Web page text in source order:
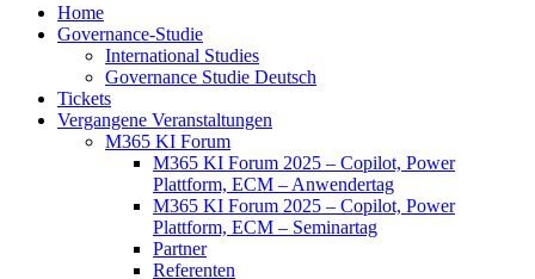
Home
Governance-Studie
International Studies
Governance Studie Deutsch
Tickets
Vergangene Veranstaltungen
M365 KI Forum
M365 KI Forum 2025 – Copilot, Power
Plattform, ECM – Anwendertag
M365 KI Forum 2025 – Copilot, Power
Plattform, ECM – Seminartag
Partner
Referenten